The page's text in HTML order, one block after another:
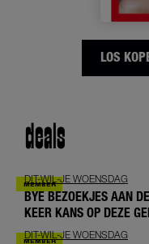
LOS
deals
DIT-WIL-JE WOENSDAG
BYE BEZOEKJES AAN
KEER KANS OP DEZE
DIT-WIL-JE WOENSDAG